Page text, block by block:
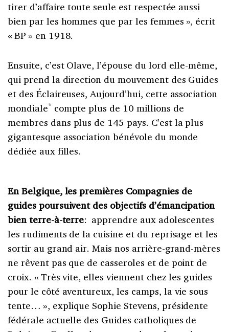
tirer d’affaire toute seule est respectée aussi
bien par les hommes que par les femmes », écrit
« BP » en 1918.
Ensuite, c’est Olave, l’épouse du lord elle-même,
qui prend la direction du mouvement des Guides
et des Éclaireuses, Aujourd’hui, cette association
mondiale* compte plus de 10 millions de
membres dans plus de 145 pays. C’est la plus
gigantesque association bénévole du monde
dédiée aux filles.
En Belgique, les premières Compagnies de
guides poursuivent des objectifs d’émancipation
bien terre-à-terre: apprendre aux adolescentes
les rudiments de la cuisine et du reprisage et les
sortir au grand air. Mais nos arrière-grand-mères
ne rêvent pas que de casseroles et de point de
croix. « Très vite, elles viennent chez les guides
pour le côté aventureux, les camps, la vie sous
tente… », explique Sophie Stevens, présidente
fédérale actuelle des Guides catholiques de